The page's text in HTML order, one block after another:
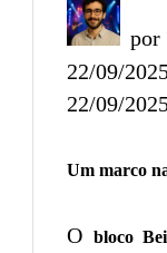
por
22/09/
22/09/
Um marco
O bloco